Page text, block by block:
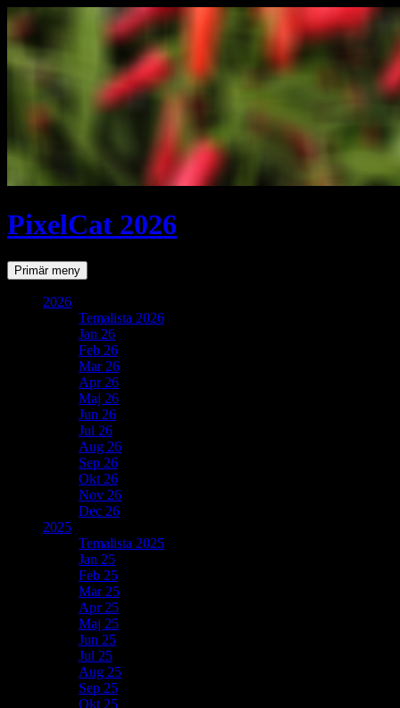
PixelCat 2026
SökPrimär meny Gå
till
2026
Temalista 2026
Jan 26
Feb 26
Mar 26
Apr 26
Maj 26
Jun 26
Jul 26
Aug 26
Sep 26
Okt 26
Nov 26
Dec 26
2025
Temalista 2025
Jan 25
Feb 25
Mar 25
Apr 25
Maj 25
Jun 25
Jul 25
Aug 25
Sep 25
Okt 25